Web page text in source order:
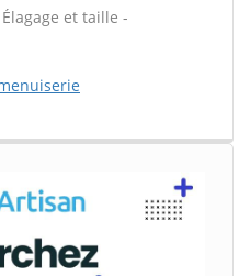
et taille -